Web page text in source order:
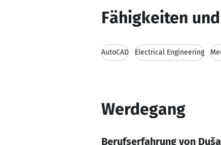
Fähigkeiten
AutoCAD Electrical Engineering
Werdegang
Berufserfahrung von